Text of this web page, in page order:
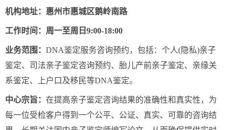
机构地址：惠州市惠城区鹅岭南路
工作时间：周一至周日9:00-18:00
业务范围： DNA鉴定服务咨询预约，包括：个人(隐私)亲子
鉴定、司法亲子鉴定咨询预约、胎儿产前亲子鉴定、亲缘关
系鉴定、上户口及移民等DNA鉴定。
中心宗旨： 在提高亲子鉴定咨询结果的准确性和真实性，为
每一位受检客户得到一个公平、公证、真实、可靠的咨询结